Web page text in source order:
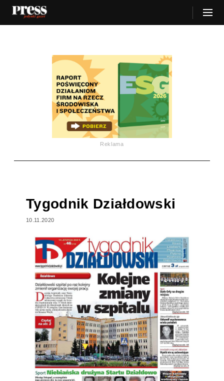
Reklama
Tygodnik Działdowski
10.11.2020